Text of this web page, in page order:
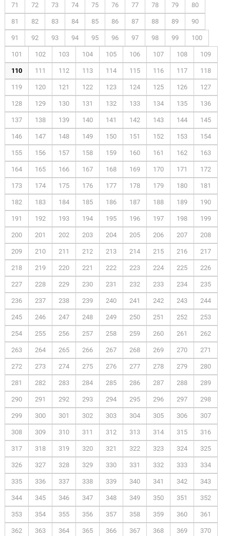
71 72 73 74 75 76 77 78 79 80
81 82 83 84 85 86 87 88 89 90
91 92 93 94 95 96 97 98 99 100
101 102 103 104 105 106 107 108 109
110 111 112 113 114 115 116 117 118
119 120 121 122 123 124 125 126 127
128 129 130 131 132 133 134 135 136
137 138 139 140 141 142 143 144 145
146 147 148 149 150 151 152 153 154
155 156 157 158 159 160 161 162 163
164 165 166 167 168 169 170 171 172
173 174 175 176 177 178 179 180 181
182 183 184 185 186 187 188 189 190
191 192 193 194 195 196 197 198 199
200 201 202 203 204 205 206 207 208
209 210 211 212 213 214 215 216 217
218 219 220 221 222 223 224 225 226
227 228 229 230 231 232 233 234 235
236 237 238 239 240 241 242 243 244
245 246 247 248 249 250 251 252 253
254 255 256 257 258 259 260 261 262
263 264 265 266 267 268 269 270 271
272 273 274 275 276 277 278 279 280
281 282 283 284 285 286 287 288 289
290 291 292 293 294 295 296 297 298
299 300 301 302 303 304 305 306 307
308 309 310 311 312 313 314 315 316
317 318 319 320 321 322 323 324 325
326 327 328 329 330 331 332 333 334
335 336 337 338 339 340 341 342 343
344 345 346 347 348 349 350 351 352
353 354 355 356 357 358 359 360 361
362 363 364 365 366 367 368 369 370